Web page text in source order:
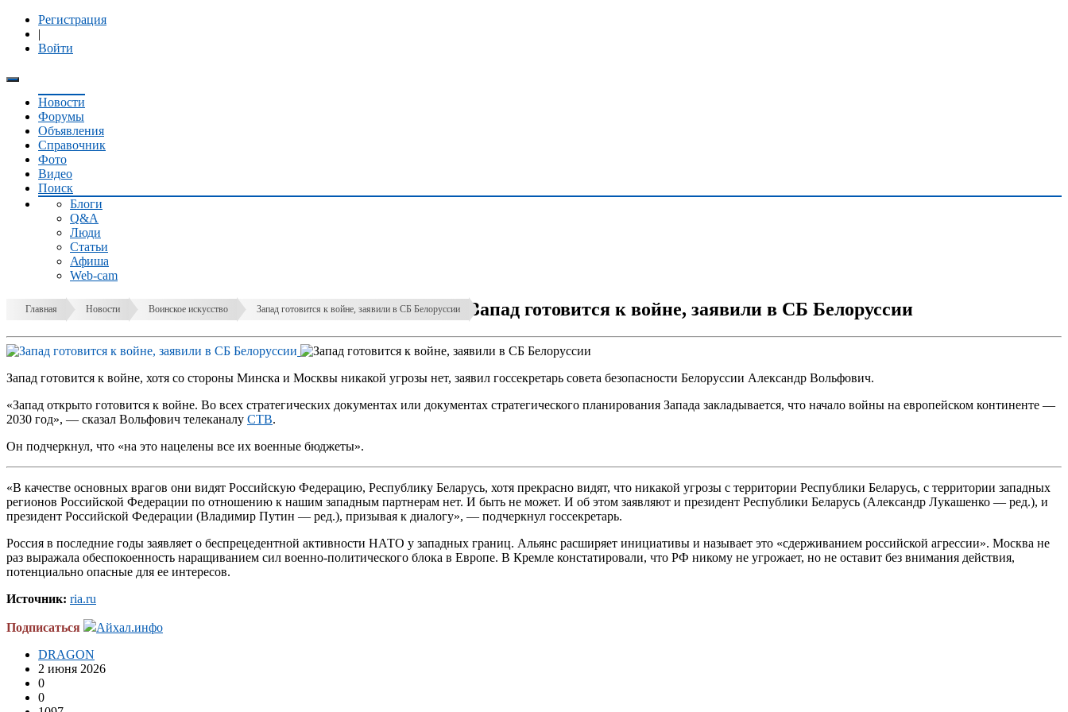
Регистрация
|
Войти
Новости
Форумы
Объявления
Справочник
Фото
Видео
Поиск
Блоги
Q&A
Люди
Статьи
Афиша
Web-cam
Главная Новости Воинское искусство Запад готовится к войне, заявили в СБ Белоруссии Запад готовится к войне, заявили в СБ Белоруссии
Запад готовится к войне, хотя со стороны Минска и Москвы никакой угрозы нет, заявил госсекретарь совета безопасности Белоруссии Александр Вольфович.
«Запад открыто готовится к войне. Во всех стратегических документах или документах стратегического планирования Запада закладывается, что начало войны на европейском континенте —
2030 год», — сказал Вольфович телеканалу СТВ.
Он подчеркнул, что «на это нацелены все их военные бюджеты».
«В качестве основных врагов они видят Российскую Федерацию, Республику Беларусь, хотя прекрасно видят, что никакой угрозы с территории Республики Беларусь, с территории западных
регионов Российской Федерации по отношению к нашим западным партнерам нет. И быть не может. И об этом заявляют и президент Республики Беларусь (Александр Лукашенко — ред.), и
президент Российской Федерации (Владимир Путин — ред.), призывая к диалогу», — подчеркнул госсекретарь.
Россия в последние годы заявляет о беспрецедентной активности НАТО у западных границ. Альянс расширяет инициативы и называет это «сдерживанием российской агрессии». Москва не
раз выражала обеспокоенность наращиванием сил военно-политического блока в Европе. В Кремле констатировали, что РФ никому не угрожает, но не оставит без внимания действия,
потенциально опасные для ее интересов.
Источник: ria.ru
Подписаться
Айхал.инфо
DRAGON
2 июня 2026
0
0